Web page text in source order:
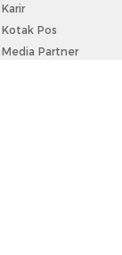
Karir
Kotak Pos
Media Partner